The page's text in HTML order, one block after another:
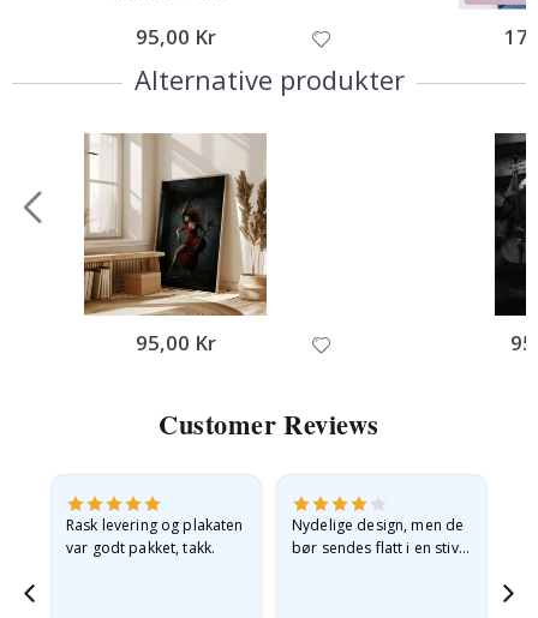
95,00 Kr
Alternative produkter
95,00 Kr
Customer Reviews
Rask levering og plakaten
var godt pakket, takk.
Nydelige design, men de
bør sendes flatt i en stiv